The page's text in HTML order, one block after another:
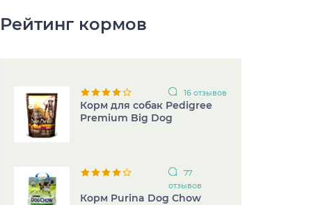
Рейтинг кормов
16 отзывов
Корм для собак Pedigree
Premium Big Dog
77
отзывов
Корм Purina Dog Chow